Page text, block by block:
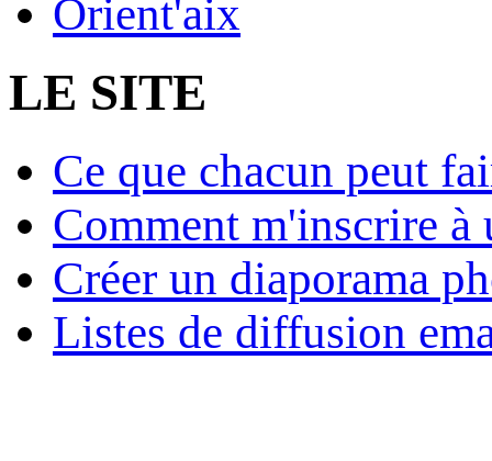
Orient'aix
LE SITE
Ce que chacun peut
Comment m'inscrire à
Créer un diaporama
Listes de diffusion